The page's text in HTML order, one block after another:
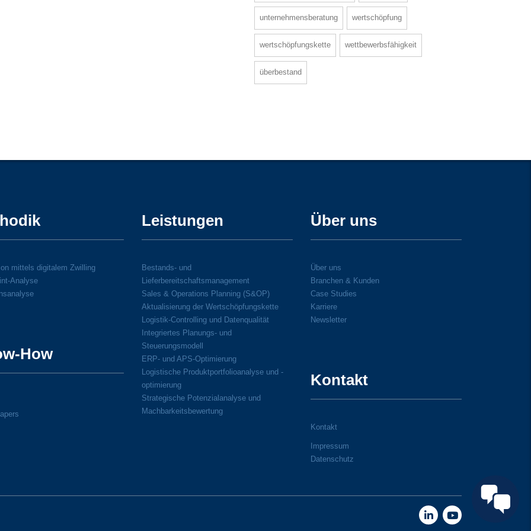
unternehmensberatung wertschöpfung
wertschöpfungskette wettbewerbsfähigkeit
überbestand
mittels digitalem Zwilling
Analyse
How
Leistungen
Bestands- und
Lieferbereitschaftsmanagement
Sales & Operations Planning (S&OP)
Aktualisierung der Wertschöpfungskette
Logistik-Controlling und Datenqualität
Integriertes Planungs- und
Steuerungsmodell
ERP- und APS-Optimierung
Logistische Produktportfolioanalyse und -
optimierung
Strategische Potenzialanalyse und
Machbarkeitsbewertung
Über uns
Über uns
Branchen & Kunden
Case Studies
Karriere
Newsletter
Kontakt
Kontakt
Impressum
Datenschutz